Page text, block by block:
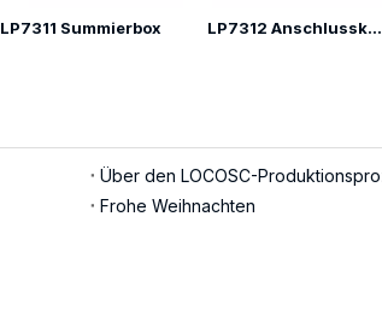
LP7311 Summierbox LP7312 Anschlusskasten für Wägezelle
Frohe Weihnachten